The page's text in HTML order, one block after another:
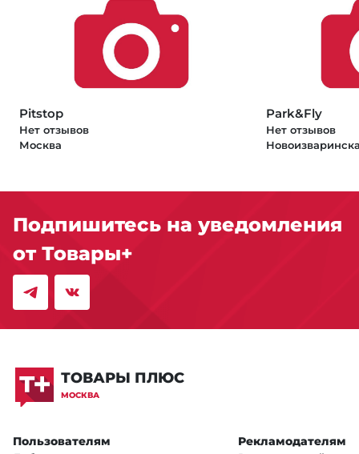
Pitstop
Нет отзывов
Москва
Park&Fly
Нет отзывов
Подпишитесь на уведомления
от Товары+
ТОВАРЫ ПЛЮС
МОСКВА
Пользователям Рекламодателям